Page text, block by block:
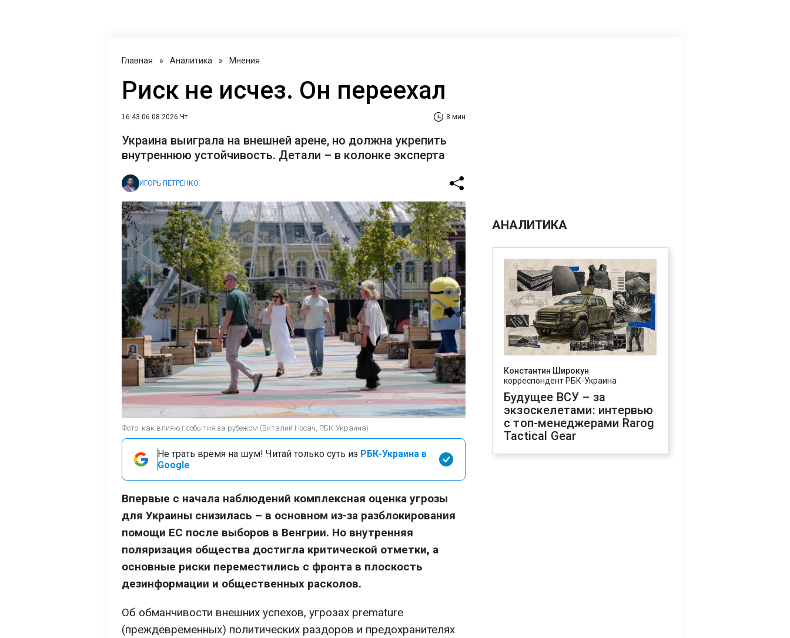
Главная » Аналитика » Мнения
Риск не исчез. Он переехал
16:43 06.08.2026 Чт 8 мин
Украина выиграла на внешней арене, но должна укрепить
внутреннюю устойчивость. Детали – в колонке эксперта
ИГОРЬ ПЕТРЕНКО
Фото: как влияют события за рубежом (Виталий Носач, РБК-Украина)
Не трать время на шум! Читай только суть из РБК-Украина в
Google
Впервые с начала наблюдений комплексная оценка угрозы
для Украины снизилась – в основном из-за разблокирования
помощи ЕС после выборов в Венгрии. Но внутренняя
поляризация общества достигла критической отметки, а
основные риски переместились с фронта в плоскость
дезинформации и общественных расколов.
Об обманчивости внешних успехов, угрозах premature
(преждевременных) политических раздоров и предохранителях
АНАЛИТИКА
Константин Широкун
корреспондент РБК-Украина
Будущее ВСУ – за
экзоскелетами: интервью
с топ-менеджерами Rarog
Tactical Gear